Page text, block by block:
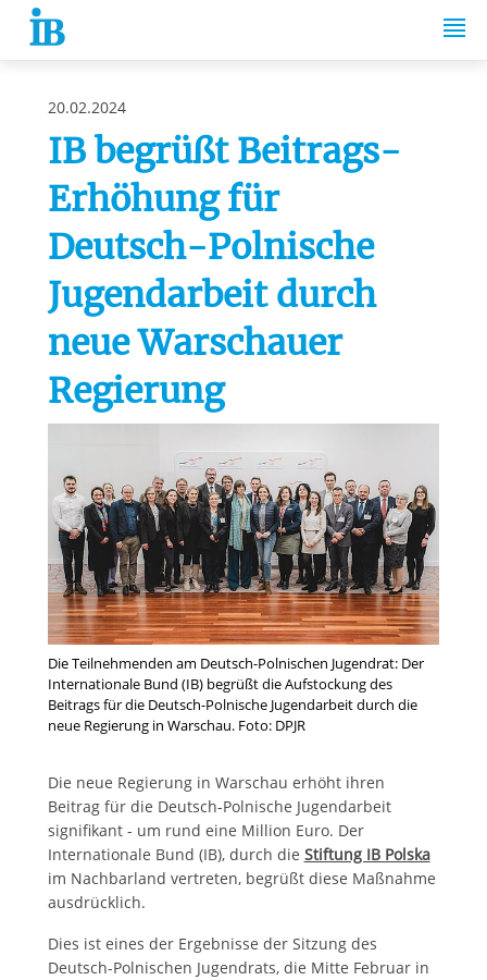
Springe zum Inhalt
20.02.2024
IB begrüßt Beitrags-
Erhöhung für
Deutsch-Polnische
Jugendarbeit durch
neue Warschauer
Regierung
Die Teilnehmenden am Deutsch-Polnischen Jugendrat: Der
Internationale Bund (IB) begrüßt die Aufstockung des
Beitrags für die Deutsch-Polnische Jugendarbeit durch die
neue Regierung in Warschau. Foto: DPJR
Die neue Regierung in Warschau erhöht ihren
Beitrag für die Deutsch-Polnische Jugendarbeit
signifikant - um rund eine Million Euro. Der
Internationale Bund (IB), durch die Stiftung IB Polska
im Nachbarland vertreten, begrüßt diese Maßnahme
ausdrücklich.
Dies ist eines der Ergebnisse der Sitzung des
Deutsch-Polnischen Jugendrats, die Mitte Februar in